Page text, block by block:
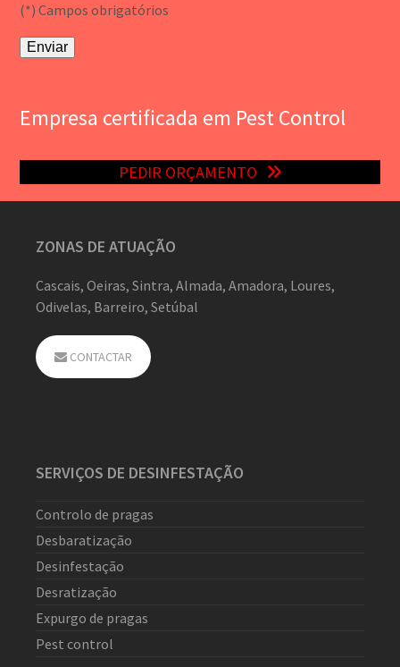
(*) Campos obrigatórios
Empresa certificada em Pest Control
PEDIR ORÇAMENTO
ZONAS DE ATUAÇÃO
Cascais, Oeiras, Sintra, Almada, Amadora, Loures,
Odivelas, Barreiro, Setúbal
CONTACTAR
SERVIÇOS DE DESINFESTAÇÃO
Controlo de pragas
Desbaratização
Desinfestação
Desratização
Expurgo de pragas
Pest control